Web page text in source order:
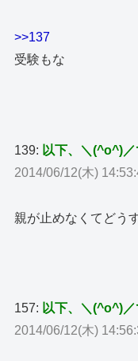
>>137
受験もな
139: 以下、＼(^o^)
2014/06/12(木)
親が止めなくてどう
157: 以下、＼(^o^)
2014/06/12(木)